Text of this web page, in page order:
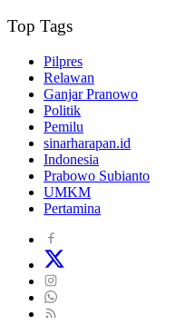
Top Tags
Pilpres
Relawan
Ganjar Pranowo
Politik
Pemilu
sinarharapan.id
Indonesia
Prabowo Subianto
UMKM
Pertamina